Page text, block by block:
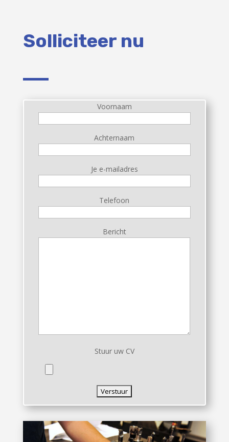
Solliciteer nu
Voornaam
Achternaam
Je e-mailadres
Telefoon
Bericht
Stuur uw CV